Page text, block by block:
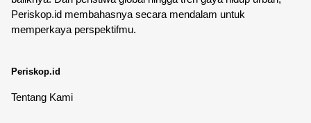
Periskop.id membahasnya secara mendalam untuk
memperkaya perspektifmu.
Periskop.id
Tentang Kami